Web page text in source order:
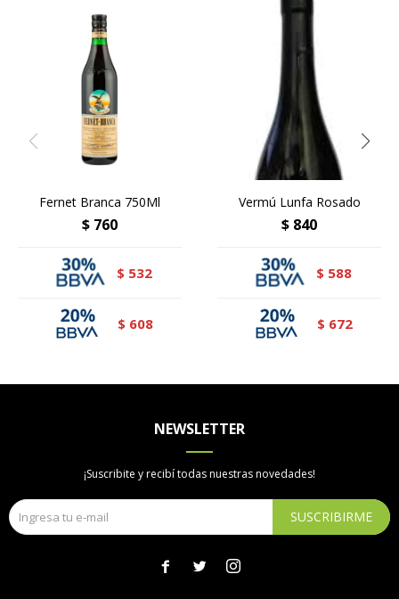
Fernet Branca 750Ml
$ 760
$ 532
$ 608
Vermú Lunfa Rosado
$ 840
$ 588
$ 672
NEWSLETTER
¡Suscribite y recibí todas nuestras novedades!
SUSCRIBIRME
  